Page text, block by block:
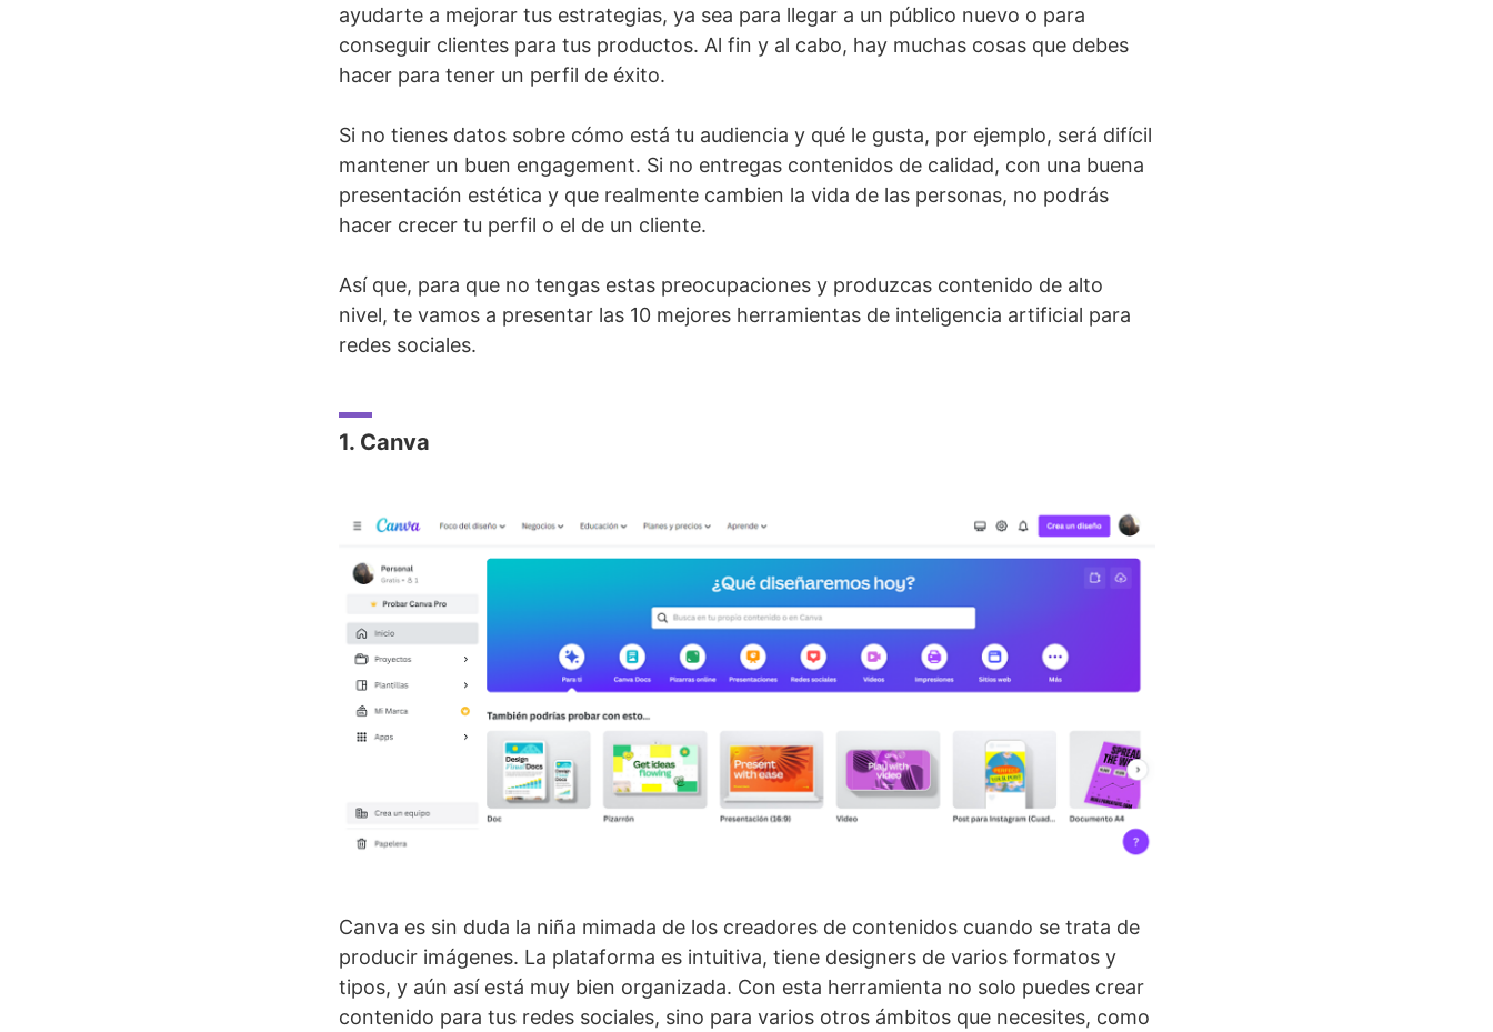
ayudarte a mejorar tus estrategias, ya sea para llegar a un público nuevo o para
conseguir clientes para tus productos. Al fin y al cabo, hay muchas cosas que debes
hacer para tener un perfil de éxito.
Si no tienes datos sobre cómo está tu audiencia y qué le gusta, por ejemplo, será difícil
mantener un buen engagement. Si no entregas contenidos de calidad, con una buena
presentación estética y que realmente cambien la vida de las personas, no podrás
hacer crecer tu perfil o el de un cliente.
Así que, para que no tengas estas preocupaciones y produzcas contenido de alto
nivel, te vamos a presentar las 10 mejores herramientas de inteligencia artificial para
redes sociales.
1. Canva
Canva es sin duda la niña mimada de los creadores de contenidos cuando se trata de
producir imágenes. La plataforma es intuitiva, tiene designers de varios formatos y
tipos, y aún así está muy bien organizada. Con esta herramienta no solo puedes crear
contenido para tus redes sociales, sino para varios otros ámbitos que necesites, como